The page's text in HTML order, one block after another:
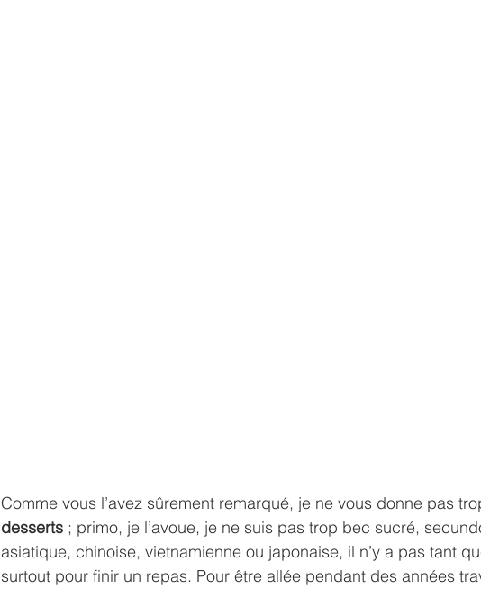
Comme vous l’avez sûrement remarqué, je ne vous donne pas
desserts ; primo, je l’avoue, je ne suis pas trop bec sucré,
asiatique, chinoise, vietnamienne ou japonaise, il n’y a pas tant
surtout pour finir un repas. Pour être allée pendant des années